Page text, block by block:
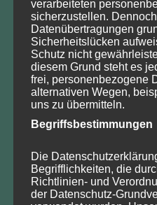
August
Mo
Di Mi Do Fr Sa So
27 28 29 30 31 1
2
3
4 5 6 7 8
9
10
11 12 13 14 15
16
17
18 19 20 21
24
25 26 27 28 29
30
2025 2026 2027
Sonstiges Alle Kategorien
verarbeiteten
sicherzustellen.
Datenübertragungen
Sicherheitslücken
Schutz nicht
diesem Grund steht es
frei, personenbezogene
alternativen Wegen,
uns zu übermitteln.
Begriffsbestimmungen
Die
Begrifflichkeiten, die
Richtlinien- und
der Datenschutz-